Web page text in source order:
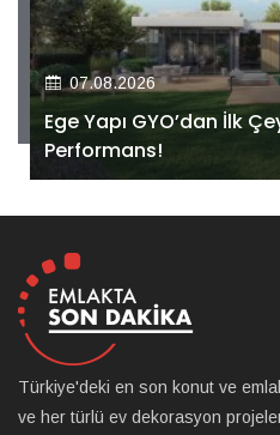
07.08.2026
Ege Yapı GYO’dan İlk
Performans!
Türkiye'deki en son konut ve
ve her türlü ev dekorasyon